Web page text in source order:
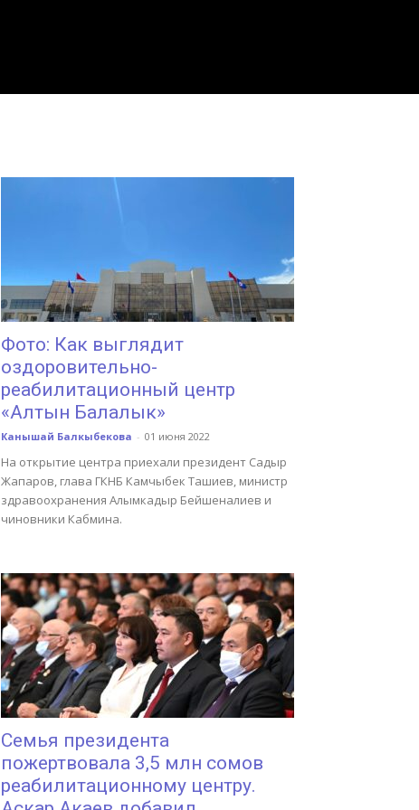
Фото: Как выглядит
оздоровительно-
реабилитационный центр
«Алтын Балалык»
Канышай Балкыбекова - 01 июня 2022
На открытие центра приехали президент Садыр
Жапаров, глава ГКНБ Камчыбек Ташиев, министр
здравоохранения Алымкадыр Бейшеналиев и
чиновники Кабмина.
Семья президента
пожертвовала 3,5 млн сомов
реабилитационному центру.